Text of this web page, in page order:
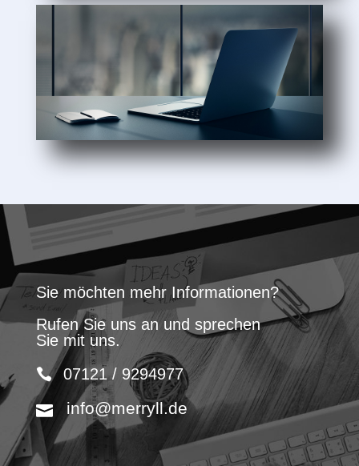
Sie möchten mehr Informationen?
Rufen Sie uns an und sprechen
Sie mit uns.
07121 / 9294977
info@merryll.de